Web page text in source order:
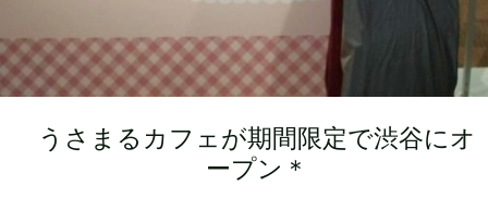
うさまるカフェが期間限定で渋谷にオ
ープン＊